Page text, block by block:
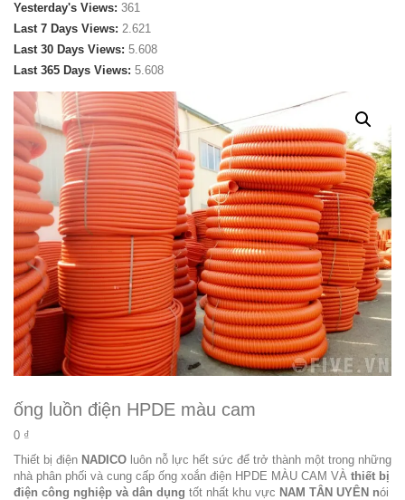
Yesterday's Views: 361
Last 7 Days Views: 2.621
Last 30 Days Views: 5.608
Last 365 Days Views: 5.608
ống luồn điện HPDE màu cam
0 ₫
Thiết bị điện NADICO luôn nỗ lực hết sức để trở thành một trong những
nhà phân phối và cung cấp ống xoắn điện HPDE MÀU CAM VÀ thiết bị
điện công nghiệp và dân dụng tốt nhất khu vực NAM TÂN UYÊN nói